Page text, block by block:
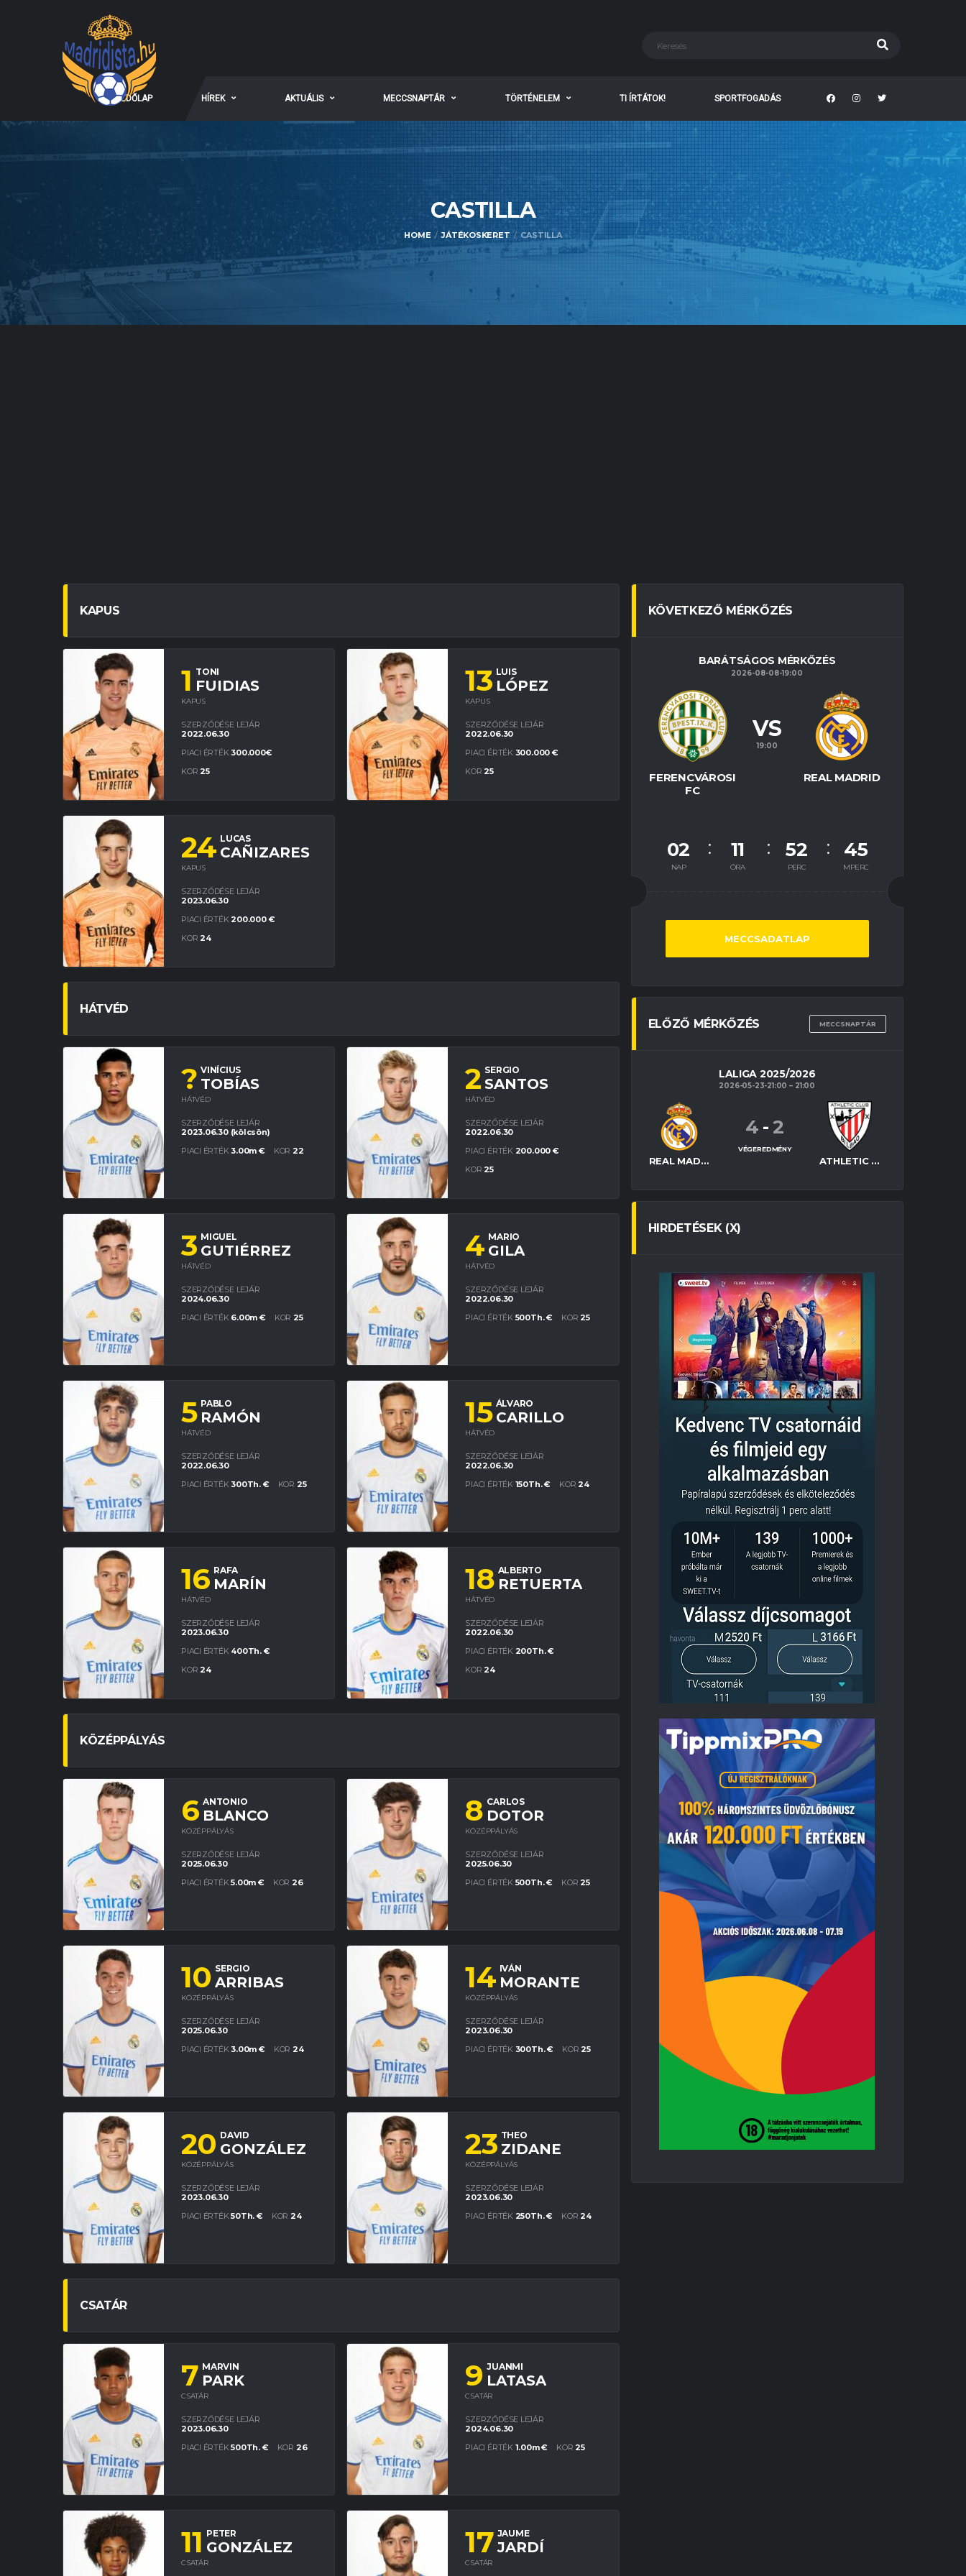
KEZDŐLAP HÍREK AKTUÁLIS MECCSNAPTÁR TÖRTÉNELEM TI ÍRTÁTOK! SPORTFOGADÁS
CASTILLA
HOME JÁTÉKOSKERET CASTILLA
KAPUS
1 TONI
FUIDIAS
KAPUS
SZERZŐDÉSE LEJÁR
2022.06.30
PIACI ÉRTÉK 300.000€
KOR 25
13 LUIS
LÓPEZ
KAPUS
SZERZŐDÉSE LEJÁR
2022.06.30
PIACI ÉRTÉK 300.000 €
KOR 25
24 LUCAS
CAÑIZARES
KAPUS
SZERZŐDÉSE LEJÁR
2023.06.30
PIACI ÉRTÉK 200.000 €
KOR 24
HÁTVÉD
? VINÍCIUS
TOBÍAS
HÁTVÉD
SZERZŐDÉSE LEJÁR
2023.06.30 (kölcsön)
PIACI ÉRTÉK 3.00m € KOR 22
2 SERGIO
SANTOS
HÁTVÉD
SZERZŐDÉSE LEJÁR
2022.06.30
PIACI ÉRTÉK 200.000 €
KOR 25
3 MIGUEL
GUTIÉRREZ
HÁTVÉD
SZERZŐDÉSE LEJÁR
2024.06.30
PIACI ÉRTÉK 6.00m € KOR 25
4 MARIO
GILA
HÁTVÉD
SZERZŐDÉSE LEJÁR
2022.06.30
PIACI ÉRTÉK 500Th. € KOR 25
5 PABLO
RAMÓN
HÁTVÉD
SZERZŐDÉSE LEJÁR
2022.06.30
PIACI ÉRTÉK 300Th. € KOR 25
15 ÁLVARO
CARILLO
HÁTVÉD
SZERZŐDÉSE LEJÁR
2022.06.30
PIACI ÉRTÉK 150Th. € KOR 24
16 RAFA
MARÍN
HÁTVÉD
SZERZŐDÉSE LEJÁR
2023.06.30
PIACI ÉRTÉK 400Th. €
KOR 24
18 ALBERTO
RETUERTA
HÁTVÉD
SZERZŐDÉSE LEJÁR
2022.06.30
PIACI ÉRTÉK 200Th. €
KOR 24
KÖZÉPPÁLYÁS
6 ANTONIO
BLANCO
KÖZÉPPÁLYÁS
SZERZŐDÉSE LEJÁR
2025.06.30
PIACI ÉRTÉK5.00m € KOR 26
8 CARLOS
DOTOR
KÖZÉPPÁLYÁS
SZERZŐDÉSE LEJÁR
2025.06.30
PIACI ÉRTÉK 500Th. € KOR 25
10 SERGIO
ARRIBAS
KÖZÉPPÁLYÁS
SZERZŐDÉSE LEJÁR
2025.06.30
PIACI ÉRTÉK 3.00m € KOR 24
14 IVÁN
MORANTE
KÖZÉPPÁLYÁS
SZERZŐDÉSE LEJÁR
2023.06.30
PIACI ÉRTÉK 300Th. € KOR 25
20 DAVID
GONZÁLEZ
KÖZÉPPÁLYÁS
SZERZŐDÉSE LEJÁR
2023.06.30
PIACI ÉRTÉK50Th. € KOR 24
23 THEO
ZIDANE
KÖZÉPPÁLYÁS
SZERZŐDÉSE LEJÁR
2023.06.30
PIACI ÉRTÉK 250Th. € KOR 24
CSATÁR
7 MARVIN
PARK
CSATÁR
SZERZŐDÉSE LEJÁR
2023.06.30
PIACI ÉRTÉK500Th. € KOR 26
9 JUANMI
LATASA
CSATÁR
SZERZŐDÉSE LEJÁR
2024.06.30
PIACI ÉRTÉK 1.00m € KOR 25
11 PETER
GONZÁLEZ
CSATÁR
17 JAUME
JARDÍ
CSATÁR
KÖVETKEZŐ MÉRKŐZÉS
BARÁTSÁGOS MÉRKŐZÉS
2026-08-08-19:00
FERENCVÁROSI
FC
REAL MADRID
VS
19:00
02
NAP
11
ÓRA
52
PERC
44
MPERC
MECCSADATLAP
ELŐZŐ MÉRKŐZÉS MECCSNAPTÁR
LALIGA 2025/2026
2026-05-23-21:00 21:00
REAL MADRID ATHLETIC BILBAO
4 -2
VÉGEREDMÉNY
HIRDETÉSEK (X)